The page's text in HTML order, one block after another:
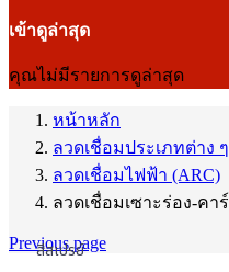
เข้าดูล่าสุด
คุณไม่มีรายการดูล่าสุด
หน้าหลัก
ลวดเชื่อมประเภทต่าง ๆ
ลวดเชื่อมไฟฟ้า (ARC)
ลวดเชื่อมเซาะร่อง-คา
Previous page
สีสเปรย์